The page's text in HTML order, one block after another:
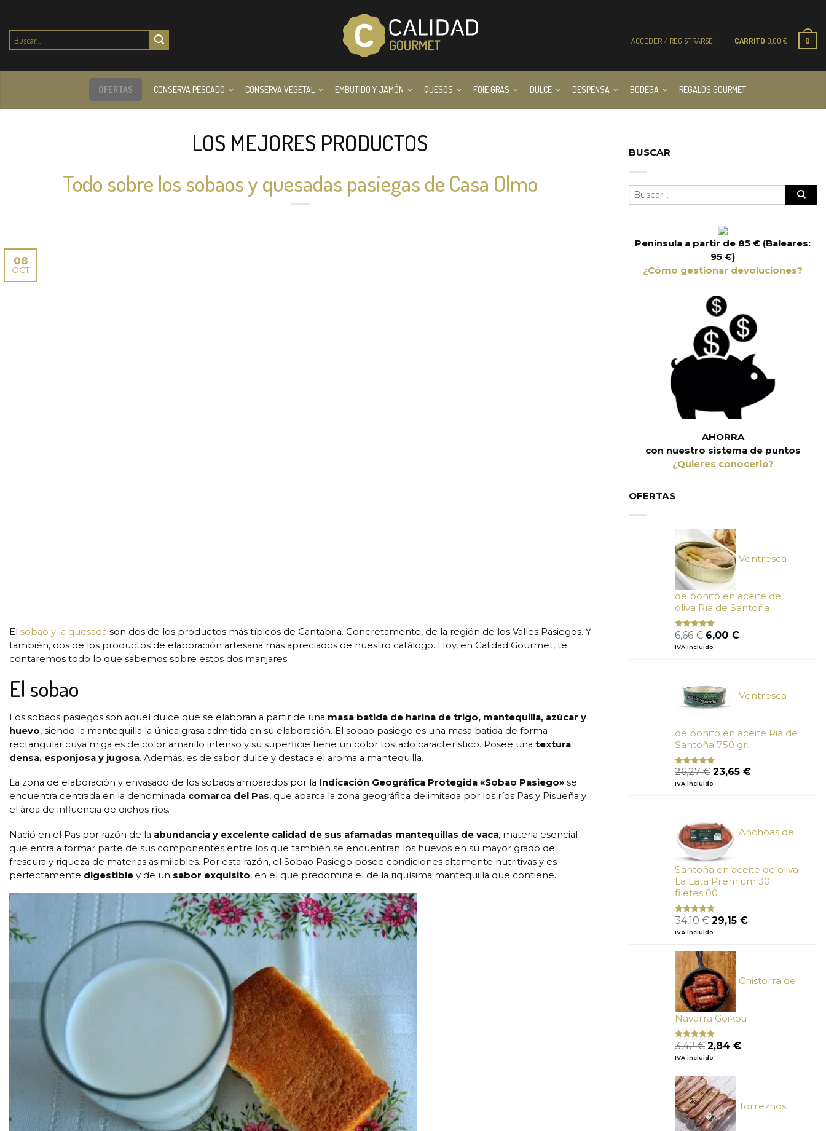
Buscar
por: ACCEDER / REGISTRARSE CARRITO 0,00 € 0
OFERTAS CONSERVA PESCADO CONSERVA VEGETAL EMBUTIDO Y JAMÓN QUESOS FOIE GRAS DULCE DESPENSA BODEGA REGALOS GOURMET
LOS MEJORES PRODUCTOS
Todo sobre los sobaos y quesadas pasiegas de Casa Olmo
08
OCT
El sobao y la quesada son dos de los productos más típicos de Cantabria. Concretamente, de la región de los Valles Pasiegos. Y
también, dos de los productos de elaboración artesana más apreciados de nuestro catálogo. Hoy, en Calidad Gourmet, te
contaremos todo lo que sabemos sobre estos dos manjares.
El sobao
Los sobaos pasiegos son aquel dulce que se elaboran a partir de una masa batida de harina de trigo, mantequilla, azúcar y
huevo, siendo la mantequilla la única grasa admitida en su elaboración. El sobao pasiego es una masa batida de forma
rectangular cuya miga es de color amarillo intenso y su superficie tiene un color tostado característico. Posee una textura
densa, esponjosa y jugosa. Además, es de sabor dulce y destaca el aroma a mantequilla.
La zona de elaboración y envasado de los sobaos amparados por la Indicación Geográfica Protegida «Sobao Pasiego» se
encuentra centrada en la denominada comarca del Pas, que abarca la zona geográfica delimitada por los ríos Pas y Pisueña y
el área de influencia de dichos ríos.
Nació en el Pas por razón de la abundancia y excelente calidad de sus afamadas mantequillas de vaca, materia esencial
que entra a formar parte de sus componentes entre los que también se encuentran los huevos en su mayor grado de
frescura y riqueza de materias asimilables. Por esta razón, el Sobao Pasiego posee condiciones altamente nutritivas y es
perfectamente digestible y de un sabor exquisito, en el que predomina el de la riquísima mantequilla que contiene.
BUSCAR
Península a partir de 85 € (Baleares:
95 €)
¿Cómo gestionar devoluciones?
AHORRA
con nuestro sistema de puntos
¿Quieres conocerlo?
OFERTAS
Ventresca
de bonito en aceite de
oliva Ría de Santoña
Valorado
con
de 5
6,66€ El
precio
6,00 €El
IVA incluido
Ventresca
de bonito en aceite Ria de
Santoña 750 gr.
Valorado
con
5
26,27€ El
precio
23,65 €El
IVA incluido
Anchoas de
Santoña en aceite de oliva
La Lata Premium 30
filetes 00
Valorado
con
de 5
34,10€ El
precio
era:
34,10 €.
29,15 €El
IVA incluido
Chistorra de
Navarra Goikoa
Valorado
con
de 5
3,42€ El
precio
era:
3,42 €.
2,84 €El
IVA incluido
Torreznos